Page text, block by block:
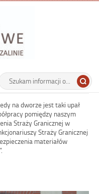
w Koszalinie
na dworze jest taki upał
pomiędzy naszym
Straży Granicznej w
Straży Granicznej
materiałów